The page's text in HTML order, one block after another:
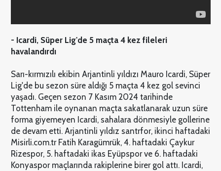
- Icardi, Süper Lig'de 5 maçta 4 kez fileleri
havalandırdı
Sarı-kırmızılı ekibin Arjantinli yıldızı Mauro Icardi, Süper
Lig'de bu sezon süre aldığı 5 maçta 4 kez gol sevinci
yaşadı. Geçen sezon 7 Kasım 2024 tarihinde
Tottenham ile oynanan maçta sakatlanarak uzun süre
forma giyemeyen Icardi, sahalara dönmesiyle gollerine
de devam etti. Arjantinli yıldız santrfor, ikinci haftadaki
Misirli.com.tr Fatih Karagümrük, 4. haftadaki Çaykur
Rizespor, 5. haftadaki ikas Eyüpspor ve 6. haftadaki
Konyaspor maçlarında rakiplerine birer gol attı. Icardi,